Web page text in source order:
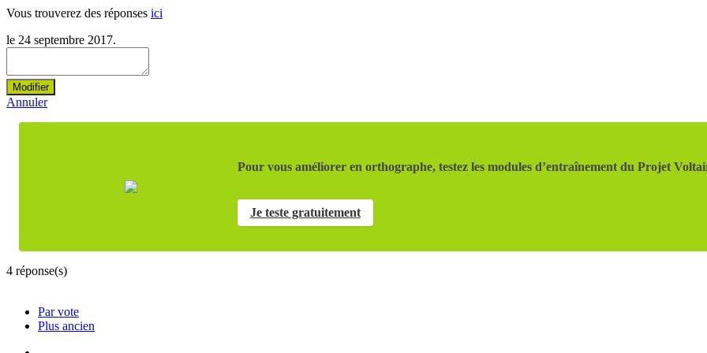
Vous trouverez des réponses ici
le 24 septembre 2017.
Modifier
Annuler
Pour vous améliorer en orthographe, testez les modules d’entraînement du Projet
Je teste gratuitement
4 réponse(s)
Par vote
Plus ancien